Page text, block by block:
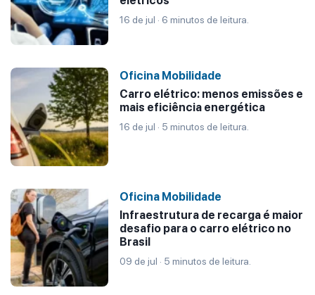
16 de jul · 6 minutos de leitura.
Oficina Mobilidade
Carro elétrico: menos emissões e
mais eficiência energética
16 de jul · 5 minutos de leitura.
Oficina Mobilidade
Infraestrutura de recarga é maior
desafio para o carro elétrico no
Brasil
09 de jul · 5 minutos de leitura.